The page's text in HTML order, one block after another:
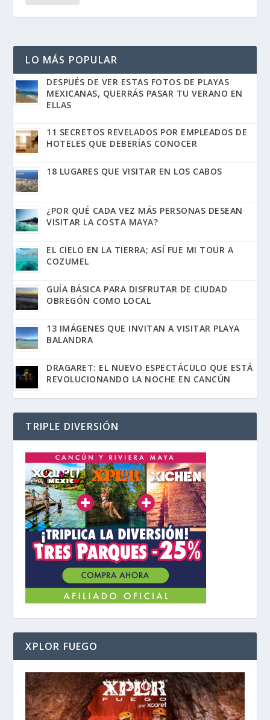
LO MÁS POPULAR
DESPUÉS DE VER ESTAS FOTOS DE PLAYAS
MEXICANAS, QUERRÁS PASAR TU VERANO EN
ELLAS
11 SECRETOS REVELADOS POR EMPLEADOS DE
HOTELES QUE DEBERÍAS CONOCER
18 LUGARES QUE VISITAR EN LOS CABOS
¿POR QUÉ CADA VEZ MÁS PERSONAS DESEAN
VISITAR LA COSTA MAYA?
EL CIELO EN LA TIERRA; ASÍ FUE MI TOUR A
COZUMEL
GUÍA BÁSICA PARA DISFRUTAR DE CIUDAD
OBREGÓN COMO LOCAL
13 IMÁGENES QUE INVITAN A VISITAR PLAYA
BALANDRA
DRAGARET: EL NUEVO ESPECTÁCULO QUE ESTÁ
REVOLUCIONANDO LA NOCHE EN CANCÚN
TRIPLE DIVERSIÓN
XPLOR FUEGO